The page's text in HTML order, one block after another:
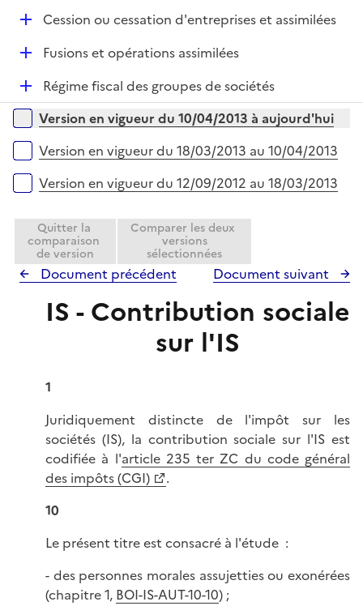
r
D
e
Cession ou cessation d'entreprises et assimilées
D
e
Fusions et opérations assimilées
D
é
p
e
Régime fiscal des groupes de sociétés
Versions sur la période
Version en vigueur du 10/04/2013 à aujourd'hui
Version en vigueur du 18/03/2013 au 10/04/2013
Version en vigueur du 12/09/2012 au 18/03/2013
Quitter la
comparaison
de version
Comparer les deux
versions
sélectionnées
Document précédent Document suivant
IS - Contribution sociale
sur l'IS
1
Juridiquement distincte de l'impôt sur les
sociétés (IS), la contribution sociale sur l'IS est
codifiée à l'article 235 ter ZC du code général
des impôts (CGI)
.
10
Le présent titre est consacré à l'étude :
- des personnes morales assujetties ou exonérées
(chapitre 1, BOI-IS-AUT-10-10) ;